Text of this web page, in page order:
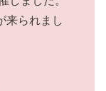
来られまし